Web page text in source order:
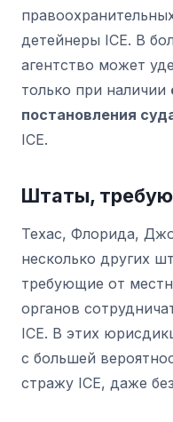
детейнеры ICE. В
агентство может
только при наличии
постановления
ICE.
Штаты,
Техас, Флорида,
несколько других
требующие от
органов
ICE. В этих
с большей
стражу ICE, даже